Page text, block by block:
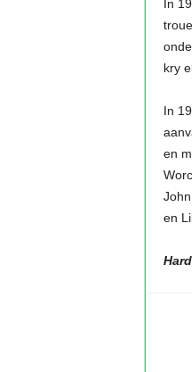
In
kry
In
en
en